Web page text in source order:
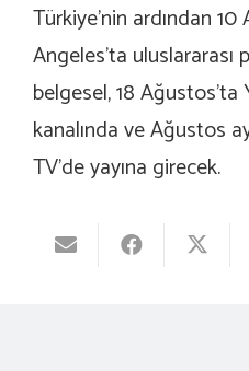
Türkiye’nin ardından
Angeles’ta uluslararası
belgesel, 18 Ağustos’ta
kanalında ve Ağustos
TV’de yayına girecek.